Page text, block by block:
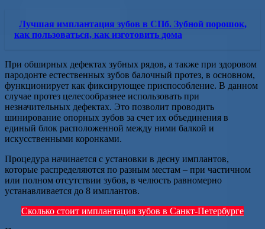
Лучшая имплантация зубов в СПб. Зубной порошок,
как пользоваться, как изготовить дома
При обширных дефектах зубных рядов, а также при здоровом
пародонте естественных зубов балочный протез, в основном,
функционирует как фиксирующее приспособление. В данном
случае протез целесообразнее использовать при
незначительных дефектах. Это позволит проводить
шинирование опорных зубов за счет их объединения в
единый блок расположенной между ними балкой и
искусственными коронками.
Процедура начинается с установки в десну имплантов,
которые распределяются по разным местам – при частичном
или полном отсутствии зубов, в челюсть равномерно
устанавливается до 8 имплантов.
Сколько стоит имплантация зубов в Санкт-Петербурге